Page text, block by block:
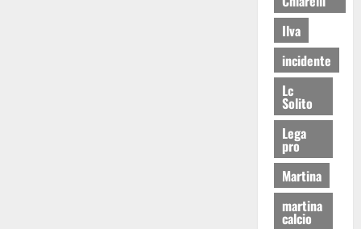
Ilva
incidente
Lc
Solito
Lega
pro
Martina
martina
calcio